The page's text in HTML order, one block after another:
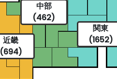
関東
(1652)
中部
(462)
近畿
(694)